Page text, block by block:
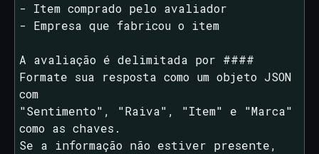
- Item comprado pelo avaliador
- Empresa que fabricou o item
A avaliação é delimitada por ####
Formate sua resposta como um objeto JSON
com
"Sentimento", "Raiva", "Item" e "Marca"
como as chaves.
Se a informação não estiver presente,